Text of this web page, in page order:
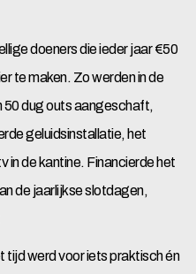
doeners die ieder jaar €50
te maken. Zo werden in de
50 dug outs aangeschaft,
geluidsinstallatie, het
in de kantine. Financierde het
de jaarlijkse slotdagen,
tijd werd voor iets praktisch én